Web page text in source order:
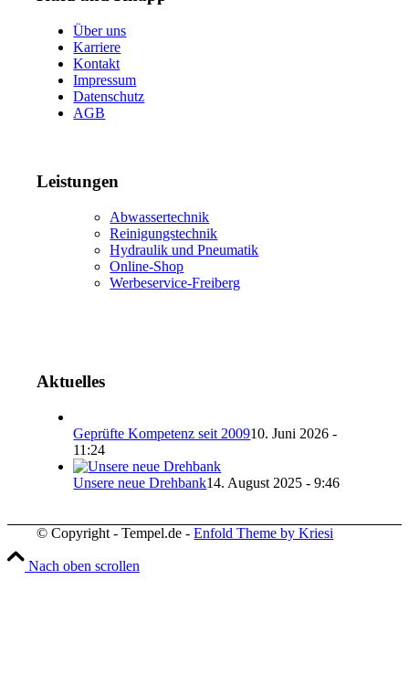
Über uns
Karriere
Kontakt
Impressum
Datenschutz
AGB
Leistungen
Abwassertechnik
Reinigungstechnik
Hydraulik und Pneumatik
Online-Shop
Werbeservice-Freiberg
Aktuelles
Geprüfte Kompetenz seit 200910. Juni 2026 -
11:24
Unsere neue Drehbank14. August 2025 - 9:46
© Copyright - Tempel.de -Enfold Theme by Kriesi
Nach oben scrollen